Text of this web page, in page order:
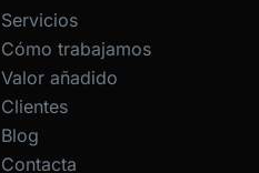
Servicios
Cómo trabajamos
Valor añadido
Clientes
Blog
Contacta